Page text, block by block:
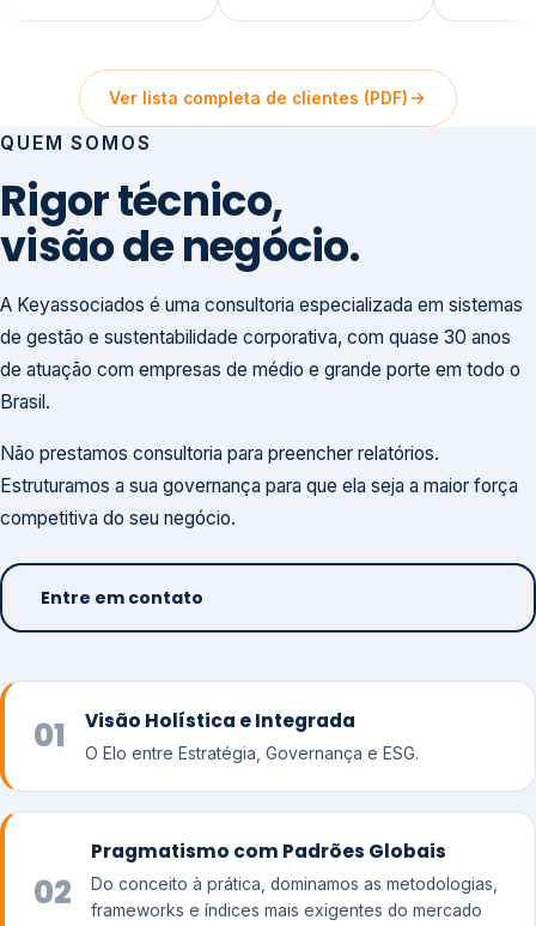
Ver lista completa de clientes (PDF)
QUEM SOMOS
Rigor técnico,
visão de negócio.
A Keyassociados é uma consultoria especializada em sistemas
de gestão e sustentabilidade corporativa, com quase 30 anos
de atuação com empresas de médio e grande porte em todo o
Brasil.
Não prestamos consultoria para preencher relatórios.
Estruturamos a sua governança para que ela seja a maior força
competitiva do seu negócio.
Entre em contato
01 Visão Holística e Integrada
O Elo entre Estratégia, Governança e ESG.
02
Pragmatismo com Padrões Globais
Do conceito à prática, dominamos as metodologias,
frameworks e índices mais exigentes do mercado